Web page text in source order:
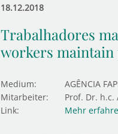
18.12.2018
Trabalhadores
workers
Medium:
AGÊNCIA
Mitarbeiter:
Prof. Dr. h.c.
Link:
Mehr